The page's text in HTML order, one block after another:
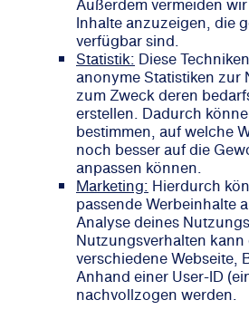
Inhalte anzuzeigen, die
verfügbar sind.
Statistik: Diese
anonyme Statistiken zur
zum Zweck deren
erstellen. Dadurch
bestimmen, auf welche
noch besser auf die
anpassen können.
Marketing: Hierdurch
passende Werbeinhalte
Analyse deines
Nutzungsverhalten
verschiedene Webseite,
Anhand einer User-ID
nachvollzogen werden.